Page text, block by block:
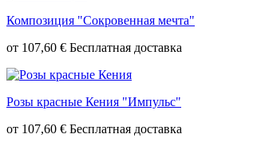
Композиция "Сокровенная мечта"
от 107,60 €
Розы красные Кения "Импульс"
от 107,60 €